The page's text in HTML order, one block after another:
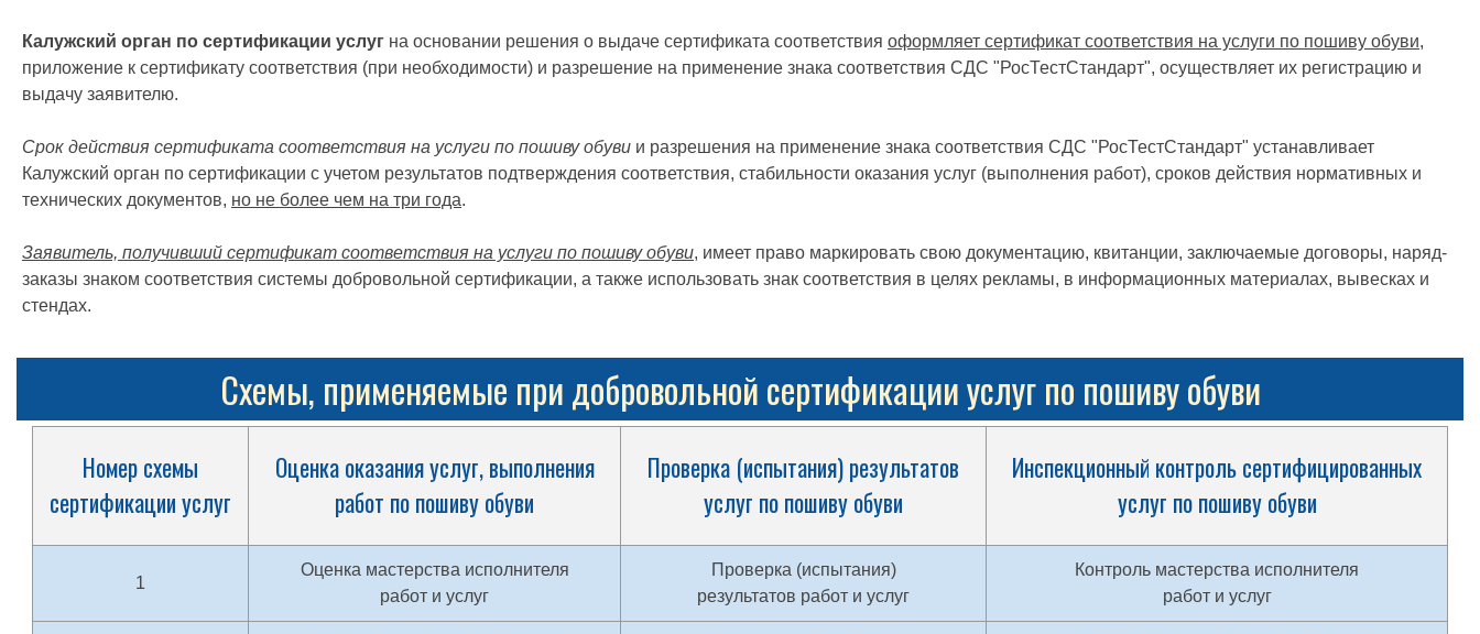
Калужский орган по сертификации услуг на основании решения о выдаче сертификата соответствия оформляет сертификат соответствия на услуги по пошиву обуви,
приложение к сертификату соответствия (при необходимости) и разрешение на применение знака соответствия СДС "РосТестСтандарт", осуществляет их регистрацию и
выдачу заявителю.
Срок действия сертификата соответствия на услуги по пошиву обуви и разрешения на применение знака соответствия СДС "РосТестСтандарт" устанавливает
Калужский орган по сертификации с учетом результатов подтверждения соответствия, стабильности оказания услуг (выполнения работ), сроков действия нормативных и
технических документов, но не более чем на три года.
Заявитель, получивший сертификат соответствия на услуги по пошиву обуви, имеет право маркировать свою документацию, квитанции, заключаемые договоры, наряд-
заказы знаком соответствия системы добровольной сертификации, а также использовать знак соответствия в целях рекламы, в информационных материалах, вывесках и
стендах.
Схемы, применяемые при добровольной сертификации услуг по пошиву обуви
Номер схемы
сертификации услуг
Оценка оказания услуг, выполнения
работ по пошиву обуви
Проверка (испытания) результатов
услуг по пошиву обуви
Инспекционный контроль сертифицированных
услуг по пошиву обуви
1
Оценка мастерства исполнителя
работ и услуг
Проверка (испытания)
результатов работ и услуг
Контроль мастерства исполнителя
работ и услуг